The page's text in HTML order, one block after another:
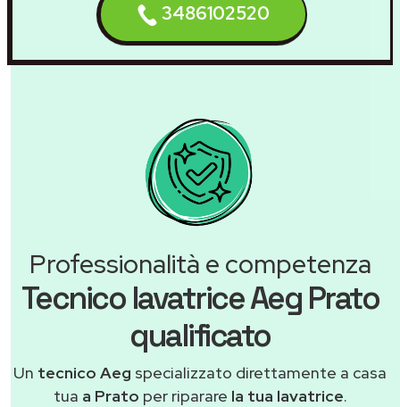
3486102520
Professionalità e competenza
Tecnico lavatrice Aeg Prato
qualificato
Un tecnico Aeg specializzato direttamente a casa
tua a Prato per riparare la tua lavatrice.